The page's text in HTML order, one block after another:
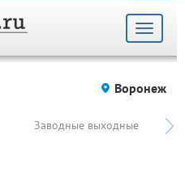
Toggle
Воронеж
Заводные выходные